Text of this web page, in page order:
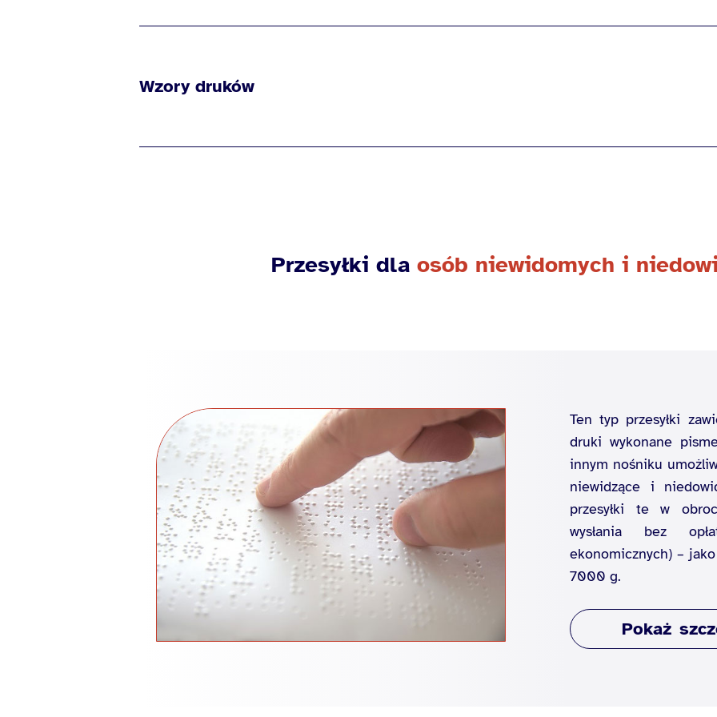
Wzory druków
Przesyłki dla osób niewidomych i
Ten typ przesyłki
druki wykonane
innym nośniku
niewidzące i
przesyłki te w
wysłania bez
ekonomicznych) –
7000 g.